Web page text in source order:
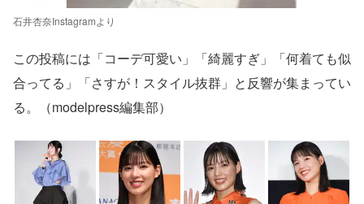
石井杏奈Instagramより
この投稿には「コーデ可愛い」「綺麗すぎ」「何着ても似
合ってる」「さすが！スタイル抜群」と反響が集まってい
る。（modelpress編集部）